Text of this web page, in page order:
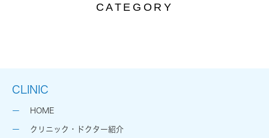
CATEGORY
CLINIC
HOME
クリニック・ドクター紹介